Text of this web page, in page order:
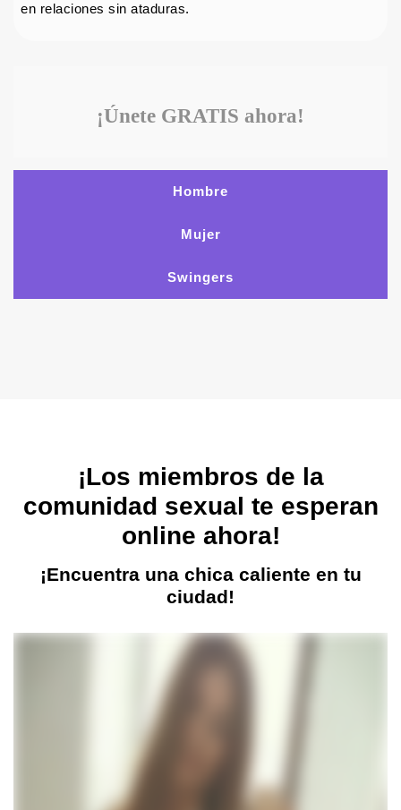
en relaciones sin ataduras.
¡Únete GRATIS ahora!
Hombre
Mujer
Swingers
¡Los miembros de la
comunidad sexual te esperan
online ahora!
¡Encuentra una chica caliente en tu
ciudad!